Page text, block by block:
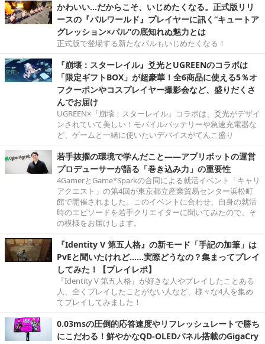
かわいい…だからこそ、いじめたくなる。正式版リリ
ースの『パルワールド』プレイヤーに訊く“キュートア
グレッション×パル”の底知れぬ魅力とは
正式版で登場する新たなパルもいじめたくなる！
『崩壊：スターレイル』爻光とUGREENのコラボは
「限定ギフトBOX」が超豪華！全6商品に使える5％オ
フクーポンやコスプレイヤー撮影会など、盛りだくさ
んでお届け
UGREEN×『崩壊：スターレイル』コラボは、爻光がデザイ
ンされていて美しい！モバイルバッテリーや急速充電器な
ど、ゲームと一緒に使いたいデバイスがてんこ盛り
若手抜擢の環境で学んだこと――アプリボットの運営
プロデューサーが語る「巻き込み力」の重要性
4GamerとGame*Sparkの合同による就活イベント「キャリ
アクエスト」の第4回が東京都立産業貿易センター浜松町
館で開催されました。このイベントに合わせ、自身の就活
時のエピソードを若手クリエイターに聞いてみたので、そ
の模様をお届けします。
『Identity V 第五人格』の新モード「手記の加筆」は
PvEと聞いたけれど……実際どうなの？集まってプレイ
してみた！【プレイレポ】
『Identity V 第五人格』が好きな人やプレイしたことある
人、全くプレイしたことがない人など、様々な4人を集め
てプレイしてみました！
0.03msの圧倒的応答速度やリフレッシュレートで勝ち
にこだわる！鮮やかなQD-OLEDパネル搭載のGigaCry